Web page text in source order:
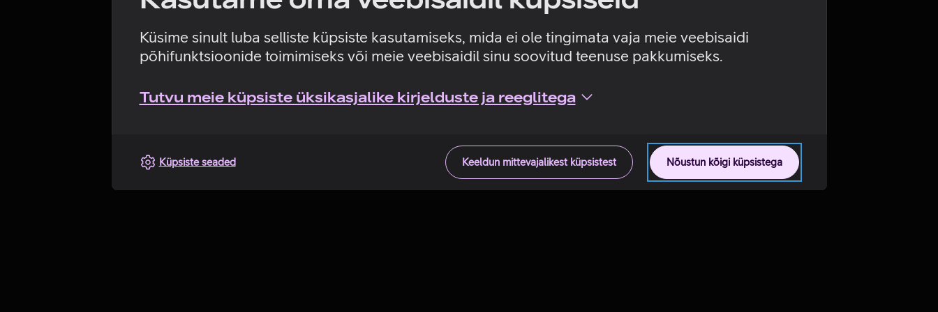
Küsime sinult luba selliste küpsiste kasutamiseks, mida ei ole tingimata vaja meie veebisaidi
põhifunktsioonide toimimiseks või meie veebisaidil sinu soovitud teenuse pakkumiseks.
Tutvu meie küpsiste üksikasjalike kirjelduste ja reeglitega
Nõustun kõigi küpsistega
Keeldun mittevajalikest küpsistest
Küpsiste seaded